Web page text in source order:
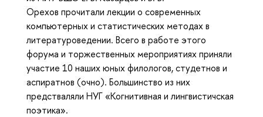
Орехов прочитали лекции о современных
компьютерных и статистических методах в
литературоведении. Всего в работе этого
форума и торжественных мероприятиях приняли
участие 10 наших юных филологов, студетнов и
аспиратнов (очно). Большинство из них
предстваляли НУГ «Когнитивная и лингвистичская
поэтика».